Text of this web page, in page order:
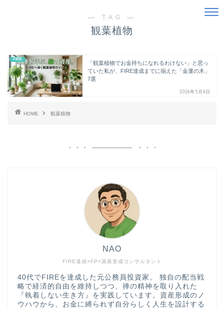
― TAG ―
観葉植物
FIRE
「観葉植物でお金持ちになれるわけない」と思っ
ていた私が、FIRE達成までに揃えた「金運の木」
7選
2026年5月8日
HOME 観葉植物
FIRE達成×FP×資産形成コンサルタント
NAO
40代でFIREを達成した元公務員投資家。 独自の配当戦
略で経済的自由を維持しつつ、禅の精神を取り入れた
『執着しない生き方』を実践しています。資産形成のノ
ウハウから、お金に縛られず自分らしく人生を設計する